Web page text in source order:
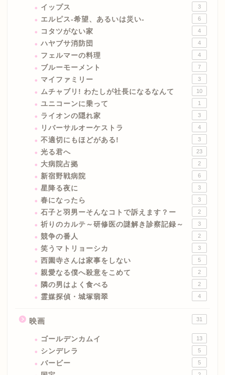
イップス 3
エルピス-希望、あるいは災い- 6
コタツがない家 4
ハヤブサ消防団 4
フェルマーの料理 4
ブルーモーメント 7
マイファミリー 3
ムチャブリ! わたしが社長になるなんて 10
ユニコーンに乗って 1
ライオンの隠れ家 3
リバーサルオーケストラ 4
不適切にもほどがある! 3
光る君へ 23
大病院占拠 2
新宿野戦病院 6
星降る夜に 3
春になったら 3
石子と羽男ーそんなコトで訴えます？ー 2
祈りのカルテ～研修医の謎解き診察記録～ 3
競争の番人 2
笑うマトリョーシカ 3
西園寺さんは家事をしない 5
親愛なる僕へ殺意をこめて 2
隣の男はよく食べる 2
霊媒探偵・城塚翡翠 4
映画 31
ゴールデンカムイ 13
シンデレラ 5
バービー 5